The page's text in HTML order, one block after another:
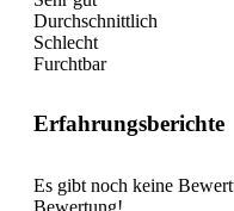
Durchschnittlich
Schlecht
Furchtbar
Erfahrungsberichte
Es gibt noch keine